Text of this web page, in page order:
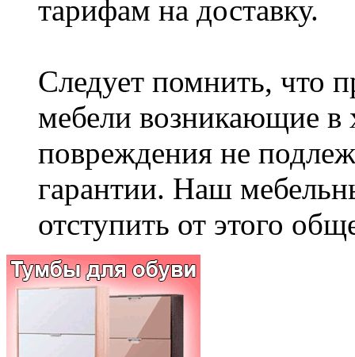
тарифам на доставку.
Следует помнить, что
мебели возникающие в
повреждения не
гарантии. Наш
отступить от этого